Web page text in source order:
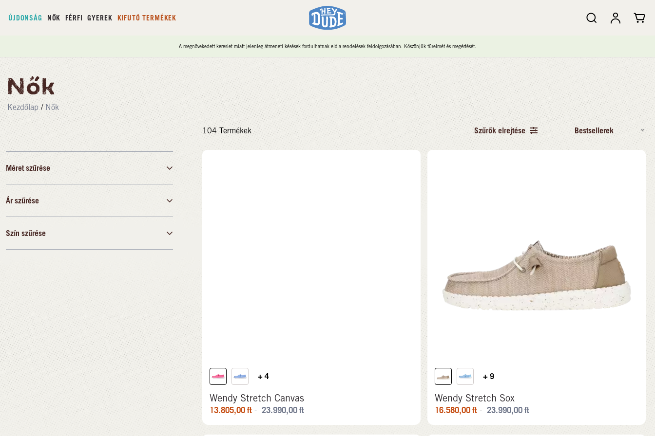
ÚJDONSÁG NŐK FÉRFI GYEREK KIFUTÓ TERMÉKEK
A megnövekedett kereslet miatt jelenleg átmeneti késések fordulhatnak elő a rendelések feldolgozásában. Köszönjük türelmét és megértését.
Nők
Kezdőlap / Nők
Méret szűrése
35 36
42 43
Ár szűrése
Szín szűrése
Barna
Szürke
Narancssárga
Rózsaszín
Piros
Fehér
Többszínű
104 Termékek Szűrők elrejtése Bestsellerek
+ 4
Wendy Stretch Canvas
13.805,00ft - 23.990,00ft
+ 9
Wendy Stretch Sox
16.580,00ft - 23.990,00ft